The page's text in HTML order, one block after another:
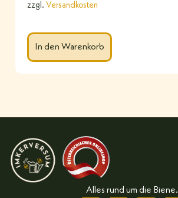
zzgl. Versandkosten
In den Warenkorb
Alles rund um die Biene.